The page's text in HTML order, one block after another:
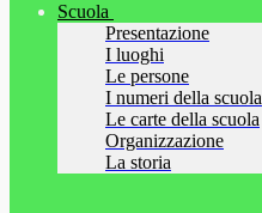
Scuola
Presentazione
I luoghi
Le persone
I numeri della scuola
Le carte della scuola
Organizzazione
La storia